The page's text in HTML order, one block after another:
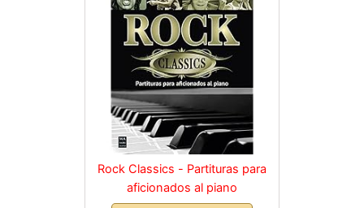
Rock Classics - Partituras para
aficionados al piano